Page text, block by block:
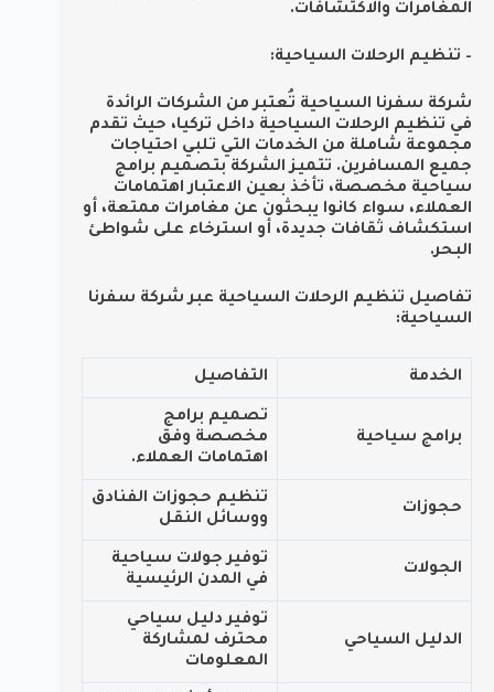
المغامرات والاكتشافات.
– تنظيم الرحلات السياحية:
شركة سفرنا السياحية تُعتبر من الشركات الرائدة
في تنظيم الرحلات السياحية داخل تركيا، حيث تقدم
مجموعة شاملة من الخدمات التي تلبي احتياجات
جميع المسافرين. تتميز الشركة بتصميم برامج
سياحية مخصصة، تأخذ بعين الاعتبار اهتمامات
العملاء، سواء كانوا يبحثون عن مغامرات ممتعة، أو
استكشاف ثقافات جديدة، أو استرخاء على شواطئ
البحر.
تفاصيل تنظيم الرحلات السياحية عبر شركة سفرنا
السياحية:
الخدمة التفاصيل
برامج سياحية
تصميم برامج
مخصصة وفق
اهتمامات العملاء.
حجوزات
تنظيم حجوزات الفنادق
ووسائل النقل
الجولات
توفير جولات سياحية
في المدن الرئيسية
الدليل السياحي
توفير دليل سياحي
محترف لمشاركة
المعلومات